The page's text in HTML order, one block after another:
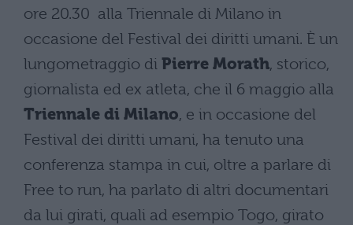
ore 20.30 alla Triennale di Milano in
occasione del Festival dei diritti umani. È un
lungometraggio di Pierre Morath, storico,
giornalista ed ex atleta, che il 6 maggio alla
Triennale di Milano, e in occasione del
Festival dei diritti umani, ha tenuto una
conferenza stampa in cui, oltre a parlare di
Free to run, ha parlato di altri documentari
da lui girati, quali ad esempio Togo, girato